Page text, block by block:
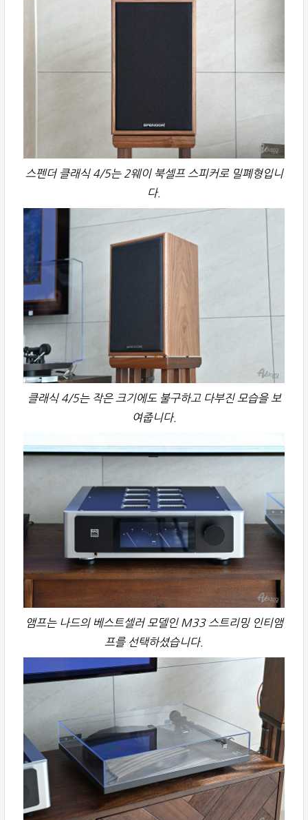
스펜더 클래식 4/5는 2웨이 북셀프 스피커로 밀폐형입니
다.
클래식 4/5는 작은 크기에도 불구하고 다부진 모습을 보
여줍니다.
앰프는 나드의 베스트셀러 모델인 M33 스트리밍 인티앰
프를 선택하셨습니다.